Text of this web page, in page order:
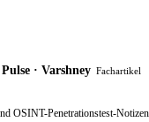
· Varshney Fachartikel
OSINT-Penetrationstest-